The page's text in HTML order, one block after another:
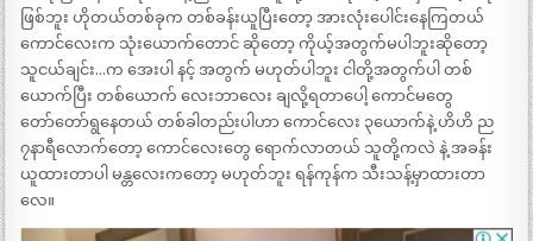
ဖြစ်ဘူး ဟိုတယ်တစ်ခုက တစ်ခန်းယူပြီးတော့ အားလုံးပေါင်းနေကြတယ်
ကောင်လေးက သုံးယောက်တောင် ဆိုတော့ ကိုယ့်အတွက်မပါဘူးဆိုတော့
သူငယ်ချင်း…က အေးပါ နင့် အတွက် မဟုတ်ပါဘူး ငါတို့အတွက်ပါ တစ်
ယောက်ပြီး တစ်ယောက် လေးဘာလေး ချလို့ရတာပေါ့ ကောင်မတွေ
တော်တော်ရွနေတယ် တစ်ခါတည်းပါဟာ ကောင်လေး ၃ယောက်နဲ့ ဟိဟိ ည
၇နာရီလောက်တော့ ကောင်လေးတွေ ရောက်လာတယ် သူတို့ကလဲ နဲ့ အခန်း
ယူထားတာပါ မန္တလေးကတော့ မဟုတ်ဘူး ရန်ကုန်က သီးသန့်မှာထားတာ
လေ။